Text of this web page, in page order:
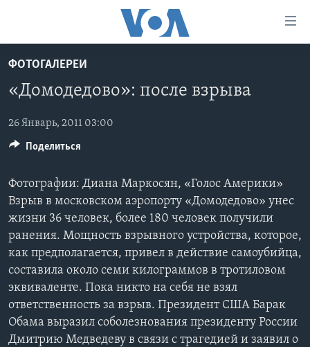
на
основной
Перейти
навигации
Перейти
ПРОГРАММЫ
АМЕРИКА
НОВОСТИ ЗА МИНУТУ
ПОЧЕМУ ЭТО ВАЖНО?
ДИСКУССИЯ VOA
ДЕТАЛИ
НЬЮ-ЙОРК NEW YORK
АМЕРИКА. БОЛЬШОЕ ПУТЕШЕСТВИЕ
ПРОЕКТЫ
УЧИМ АНГЛИЙСКИЙ
А КАК В АМЕРИКЕ?
АРТЕФАКТЫ
АМЕРИКАНСКИЕ ГОРОДКИ
ТЕСТЫ
ЭКСПЕРТИЗА
ФАКТЫ ПРОТИВ ФЕЙКОВ
ЗА СВОБОДУ ПРЕССЫ
УЧИМ АНГЛИЙСКИЙ
ВИДЕО
Learning English
ФОТОГАЛЕРЕИ
«Домодедово»: после взрыва
26 Январь, 2011 03:00
Фотографии: Диана Маркосян, «Голос Америки»
Взрыв в московском аэропорту «Домодедово» унес
жизни 36 человек, более 180 человек получили
ранения. Мощность взрывного устройства, которое,
как предполагается, привел в действие самоубийца,
составила около семи килограммов в тротиловом
эквиваленте. Пока никто на себя не взял
ответственность за взрыв. Президент США Барак
Обама выразил соболезнования президенту России
Дмитрию Медведеву в связи с трагедией и заявил о
Поделиться